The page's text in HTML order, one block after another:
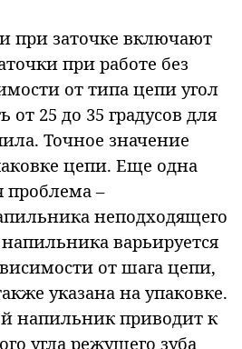
при заточке включают
при работе без
от типа цепи угол
от 25 до 35 градусов для
Точное значение
цепи. Еще одна
проблема –
неподходящего
варьируется
от шага цепи,
указана на упаковке.
напильник приводит к
угла режущего зуба